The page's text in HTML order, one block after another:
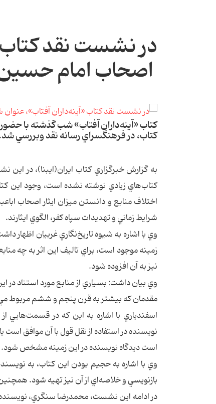
در نشست نقد كتاب
اصحاب امام
كتاب «آينه‌داران آفتاب» شب گذشته با
كتاب، در فرهنگسراي رسانه نقد وبررسي
به گزارش خبرگزاري كتاب ايران(ايبنا)، در
كتاب‌هاي زيادي نوشته نشده است، وجود اين
اختلاف منابع و دانستن ميزان ايثار اصحاب
شرايط زماني و تهديدات سپاه كفر، الگوي ايثارند.
وي با اشاره به شيوه تاريخ‌نگاري غربيان اظهار
زمينه موجود است، براي تاليف اين اثر به چه
نيز به آن افزوده شود.
وي بيان داشت: بسياري از منابع مورد استناد در
مقدمان كه بيشتر به قرن پنجم و ششم مربوط
اسفندياري با اشاره به اين كه در
نويسنده در استفاده از نقل قول با آن موافق است
است ديدگاه نويسنده در اين زمينه مشخص شود.
وي با اشاره به حجيم بودن اين كتاب، به
بازنويسي و خلاصه‌اي از آن نيز تهيه شود.
در ادامه اين نشست، محمدرضا سنگري، نويسنده